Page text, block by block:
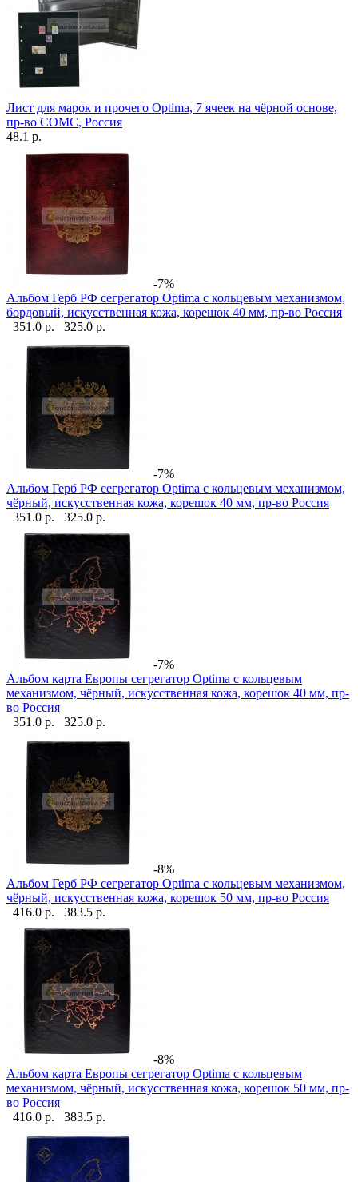
Лист для марок и прочего Optima, 7 ячеек на чёрной основе,
пр-во СОМС, Россия
48.1 р.
-7%
Альбом Герб РФ сегрегатор Optima с кольцевым механизмом,
бордовый, искусственная кожа, корешок 40 мм, пр-во Россия
351.0 р.
325.0 р.
-7%
Альбом Герб РФ сегрегатор Optima с кольцевым механизмом,
чёрный, искусственная кожа, корешок 40 мм, пр-во Россия
351.0 р.
325.0 р.
-7%
Альбом карта Европы сегрегатор Optima с кольцевым
механизмом, чёрный, искусственная кожа, корешок 40 мм, пр-
во Россия
351.0 р.
325.0 р.
-8%
Альбом Герб РФ сегрегатор Optima с кольцевым механизмом,
чёрный, искусственная кожа, корешок 50 мм, пр-во Россия
416.0 р.
383.5 р.
-8%
Альбом карта Европы сегрегатор Optima с кольцевым
механизмом, чёрный, искусственная кожа, корешок 50 мм, пр-
во Россия
416.0 р.
383.5 р.